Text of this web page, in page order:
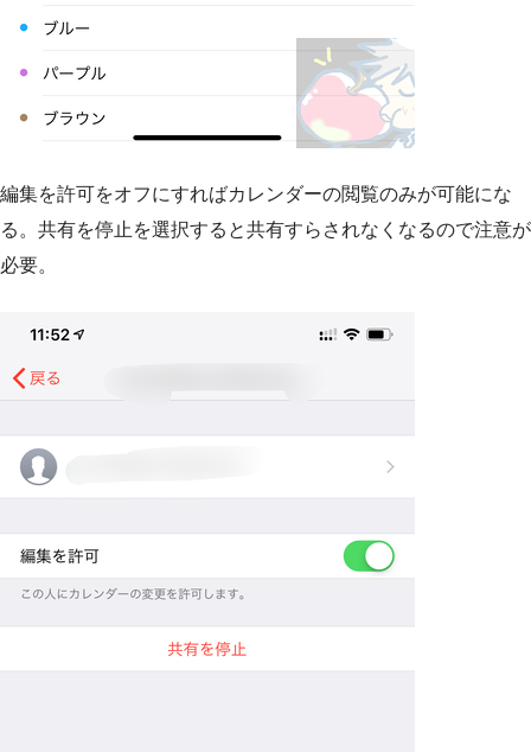
編集を許可をオフにすればカレンダーの閲覧のみが可能にな
る。共有を停止を選択すると共有すらされなくなるので注意が
必要。